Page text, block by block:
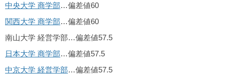
中央大学 商学部…偏差値60
関西大学 商学部…偏差値60
南山大学 経営学部…偏差値57.5
日本大学 商学部…偏差値57.5
中京大学 経営学部…偏差値57.5